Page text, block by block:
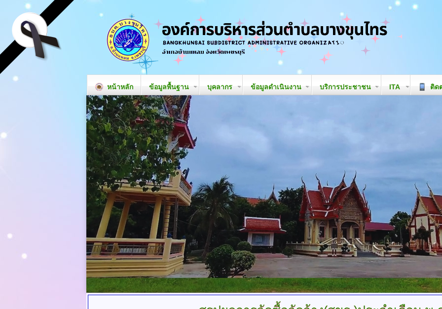
หน้าหลัก ข้อมูลพื้นฐาน บุคลากร ข้อมูลดำเนินงาน บริการประชาชน ITA ติด